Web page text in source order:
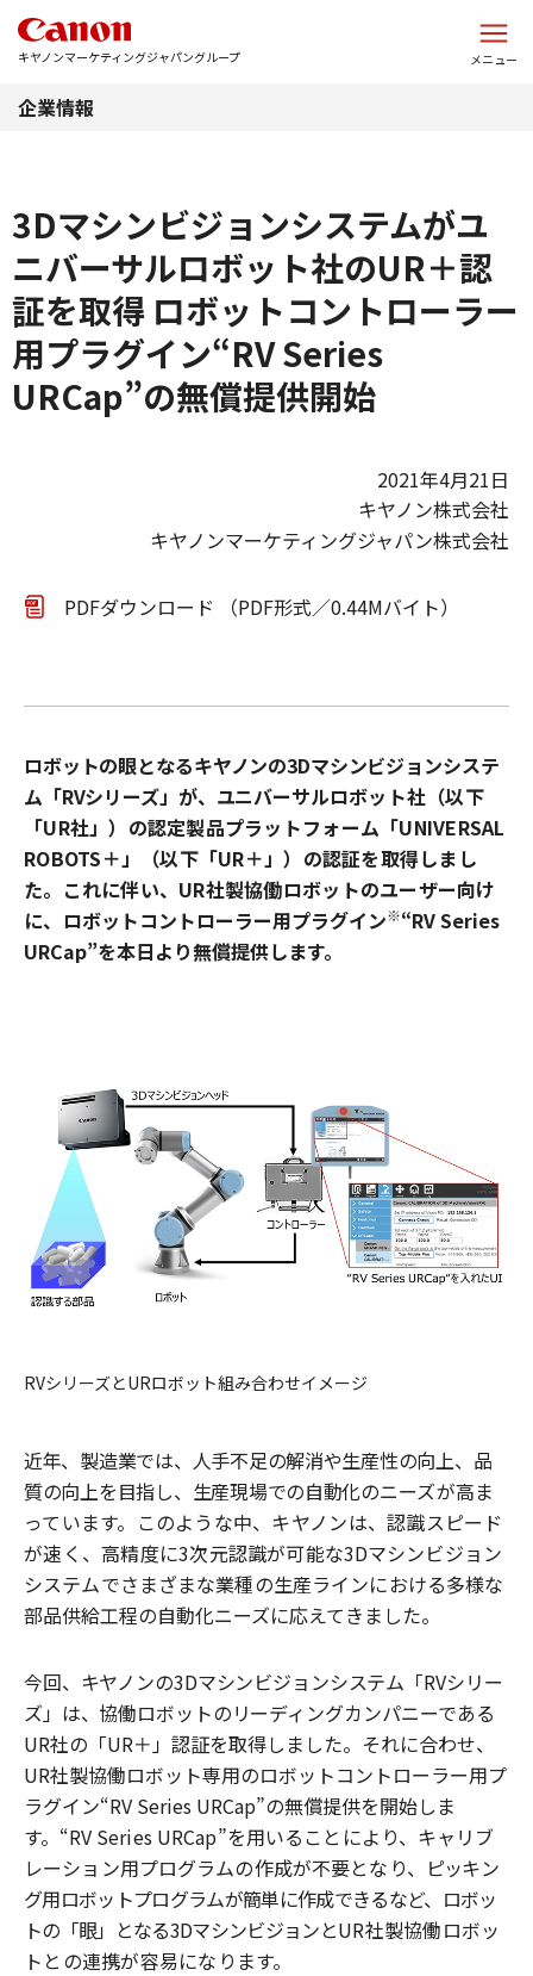
キヤノンマーケティングジャパングループ メニュー
企業情報
3Dマシンビジョンシステムがユ
ニバーサルロボット社のUR＋認
証を取得 ロボットコントローラー
用プラグイン“RV Series
URCap”の無償提供開始
2021年4月21日
キヤノン株式会社
キヤノンマーケティングジャパン株式会社
PDFダウンロード （PDF形式／0.44Mバイト）
ロボットの眼となるキヤノンの3Dマシンビジョンシステ
ム「RVシリーズ」が、ユニバーサルロボット社（以下
「UR社」）の認定製品プラットフォーム「UNIVERSAL
ROBOTS＋」（以下「UR＋」）の認証を取得しまし
た。これに伴い、UR社製協働ロボットのユーザー向け
に、 ロボットコントローラー用プラグイン※“RV Series
URCap”を本日より無償提供します。
RVシリーズとURロボット組み合わせイメージ
近年、製造業では、人手不足の解消や生産性の向上、品
質の向上を目指し、生産現場での自動化のニーズが高ま
っています。このような中、キヤノンは、認識スピード
が速く、高精度に3次元認識が可能な3Dマシンビジョン
システムでさまざまな業種の生産ラインにおける多様な
部品供給工程の自動化ニーズに応えてきました。
今回、キヤノンの3Dマシンビジョンシステム「RVシリー
ズ」は、協働ロボットのリーディングカンパニーである
UR社の「UR＋ 」認証を取得しました。それに合わせ、
UR社製協働ロボット専用のロボットコントローラー用プ
ラグイン“RV Series URCap”の無償提供を開始しま
す。“RV Series URCap”を用いることにより、キャリブ
レーション用プログラムの作成が不要となり、 ピッキン
グ用ロボットプログラムが簡単に作成できるなど、ロボッ
トの「眼」となる3DマシンビジョンとUR社製協働ロボッ
トとの連携が容易になります。